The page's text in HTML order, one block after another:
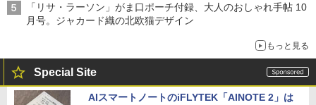
「リサ・ラーソン」がま口ポーチ付録、大人のおしゃれ手帖 10
月号。ジャカード織の北欧猫デザイン
もっと見る
Special Site
AIスマートノートのiFLYTEK「AINOTE 2」は